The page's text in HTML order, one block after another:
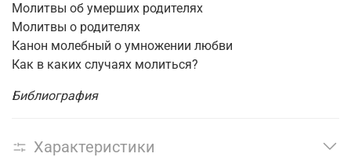
Молитвы об умерших родителях
Молитвы о родителях
Канон молебный о умножении любви
Как в каких случаях молиться?
Библиография
Характеристики